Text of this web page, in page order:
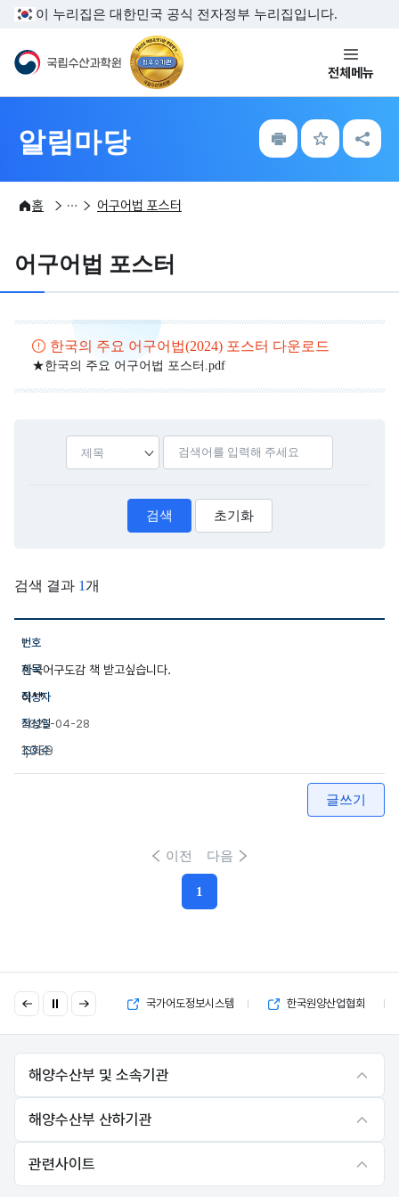
주메뉴 바로가기
본문내용 바로가기
이 누리집은 대한민국 공식 전자정부 누리집입니다.
국립수산과학원
전체메뉴
알림마당
인
쇄
즐
겨
공
유
홈
알림마당
간행물
수산자원 어구어법 포스터
어구어법 포스터
한국의 주요 어구어법(2024) 포스터 다운로드
★한국의 주요 어구어법 포스터.pdf
검색어입력
검색 초기화
검색 결과 1 개
1
한국어구도감 책 받고싶습니다.
이**
2025-04-28
1,059
글쓰기
이전
현재페이지
1
다음
이
다
국고보조금 부정수급 제보 국가어도정보시스템 한국원양산업협회
해양수산부 및 소속기관
해양수산부 산하기관
관련사이트